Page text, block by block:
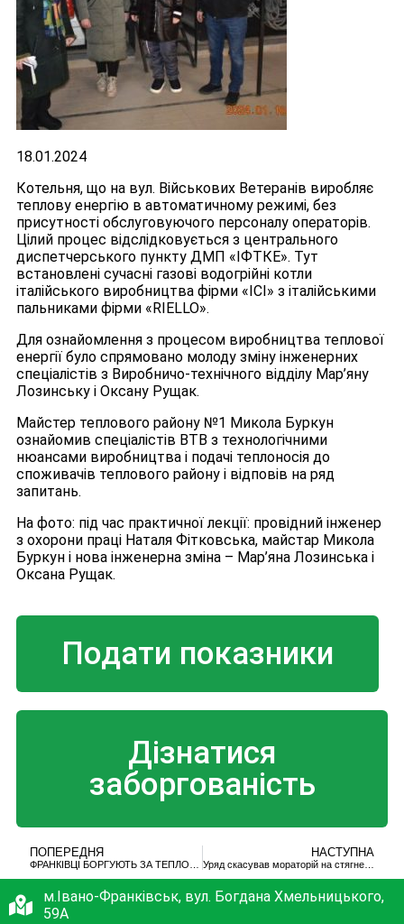
18.01.2024
Котельня, що на вул. Військових Ветеранів виробляє
теплову енергію в автоматичному режимі, без
присутності обслуговуючого персоналу операторів.
Цілий процес відслідковується з центрального
диспетчерського пункту ДМП «ІФТКЕ». Тут
встановлені сучасні газові водогрійні котли
італійського виробництва фірми «ICI» з італійськими
пальниками фірми «RIELLO».
Для ознайомлення з процесом виробництва теплової
енергії було спрямовано молоду зміну інженерних
спеціалістів з Виробничо-технічного відділу Мар’яну
Лозинську і Оксану Рущак.
Майстер теплового району №1 Микола Буркун
ознайомив спеціалістів ВТВ з технологічними
нюансами виробництва і подачі теплоносія до
споживачів теплового району і відповів на ряд
запитань.
На фото: під час практичної лекції: провідний інженер
з охорони праці Наталя Фітковська, майстар Микола
Буркун і нова інженерна зміна – Мар’яна Лозинська і
Оксана Рущак.
Подати показники
Дізнатися
заборгованість
ПОПЕРЕДНЯ НАСТУПНА
Уряд скасував мораторій на стягнення боргів за комуналку: франківцям почнуть відключати світло та газ (відео)
м.Івано-Франківськ, вул. Богдана Хмельницького,
59А